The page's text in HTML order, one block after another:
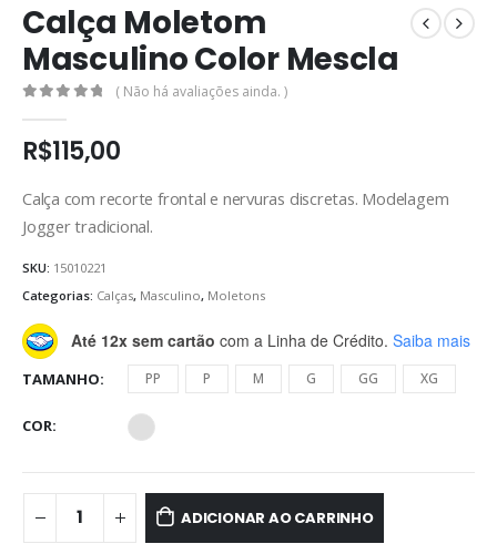
Calça Moletom
Masculino Color Mescla
( Não há avaliações ainda. )
R$115,00
Calça com recorte frontal e nervuras discretas. Modelagem
Jogger tradicional.
SKU: 15010221
Categorias: Calças, Masculino, Moletons
Até 12x sem cartão com a Linha de Crédito. Saiba mais
TAMANHO PP P M G GG XG
COR
ADICIONAR AO CARRINHO